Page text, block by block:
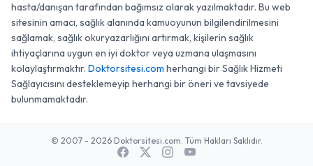
hasta/danışan tarafından bağımsız olarak yazılmaktadır. Bu web
sitesinin amacı, sağlık alanında kamuoyunun bilgilendirilmesini
sağlamak, sağlık okuryazarlığını artırmak, kişilerin sağlık
ihtiyaçlarına uygun en iyi doktor veya uzmana ulaşmasını
kolaylaştırmaktır. Doktorsitesi.com herhangi bir Sağlık Hizmeti
Sağlayıcısını desteklemeyip herhangi bir öneri ve tavsiyede
bulunmamaktadır.
© 2007 - 2026 Doktorsitesi.com. Tüm Hakları Saklıdır.